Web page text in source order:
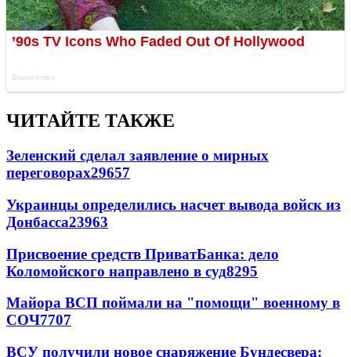
ЧИТАЙТЕ ТАКЖЕ
Зеленский сделал заявление о мирных
переговорах29657
Украинцы определились насчет вывода войск из
Донбасса23963
Присвоение средств ПриватБанка: дело
Коломойского направлено в суд8295
Майора ВСП поймали на "помощи" военному в
СОЧ7707
ВСУ получили новое снаряжение Бундесвера: